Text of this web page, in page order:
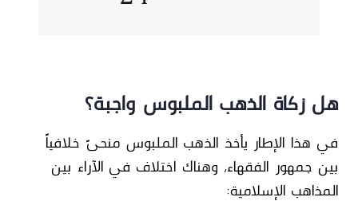
هل زكاة الذهب الملبوس واجبة؟
في هذا الإطار يأخذ الذهب الملبوس منحىً خلافياً
بين جمهور الفقهاء، وهناك اختلاف في الآراء بين
المذاهب الإسلامية: